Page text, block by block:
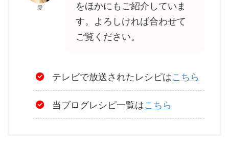
愛
をほかにもご紹介していま
す。よろしければ合わせて
ご覧ください。
テレビで放送されたレシピはこちら
当ブログレシピ一覧はこちら